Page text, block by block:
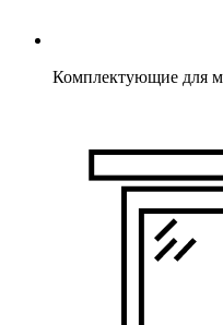
Комплектующие для